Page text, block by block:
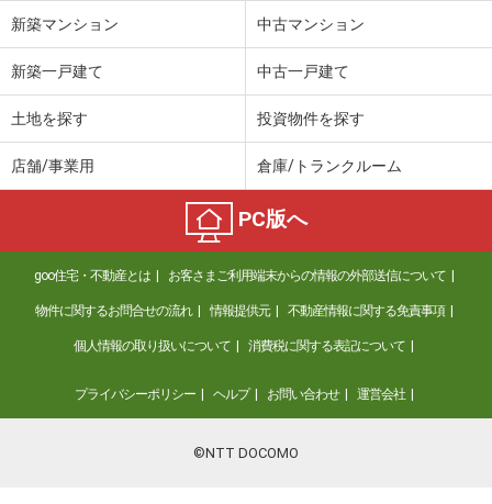
新築マンション 中古マンション
新築一戸建て 中古一戸建て
土地を探す 投資物件を探す
店舗/事業用 倉庫/トランクルーム
PC版へ
goo住宅・不動産とは お客さまご利用端末からの情報の外部送信について
物件に関するお問合せの流れ 情報提供元 不動産情報に関する免責事項
個人情報の取り扱いについて 消費税に関する表記について
プライバシーポリシー ヘルプ お問い合わせ 運営会社
©NTT DOCOMO